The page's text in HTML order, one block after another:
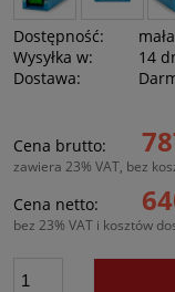
Dostępność:
Wysyłka w:
14
Dostawa:
Cena nie zawiera
Cena brutto:
zawiera 23% VAT, bez
Cena netto:
bez 23% VAT i kosztów